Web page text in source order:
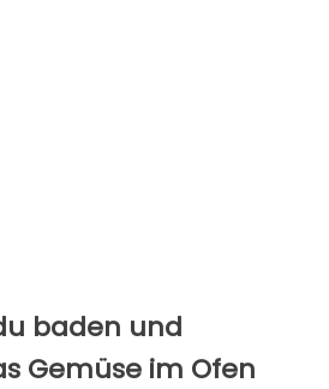
baden und
Gemüse im Ofen